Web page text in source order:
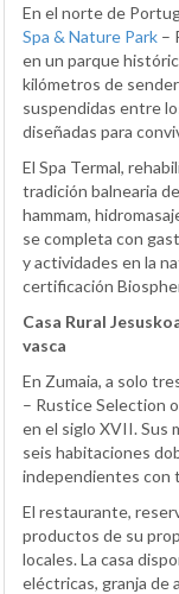
En el norte de
Spa & Nature Park –
en un parque
kilómetros de
suspendidas entre
diseñadas para
El Spa Termal,
tradición balnearia
hammam,
se completa con
y actividades en la
certificación
Casa Rural
vasca
En Zumaia, a solo
– Rustice Selection
en el siglo XVII. Sus
seis habitaciones
independientes con
El restaurante,
productos de su
locales. La casa
eléctricas, granja de